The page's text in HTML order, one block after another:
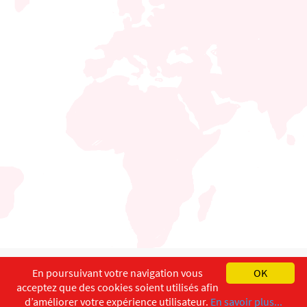
English Français
Copyright ©ISEC-AdW Impressum
OK
En poursuivant votre navigation vous
acceptez que des cookies soient utilisés afin
d’améliorer votre expérience utilisateur. En savoir plus...